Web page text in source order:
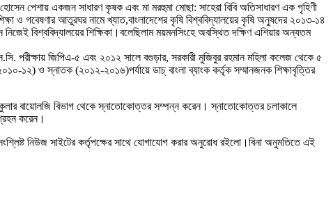
পেশায় একজন সাধারণ কৃষক এবং মা মরহুমা মোছা: সাহেরা বিবি অতিসাধারণ এক গৃহিণী
ও গবেষণার আতুরঘর নামে খ্যাত,বাংলাদেশের কৃষি বিশ্ববিদ্যালয়ের কৃষি অনুষদের ২০১৩-১৪
নিজেই বিশ্ববিদ্যালয়ের শিক্ষিকা।বলেছিলাম ময়মনসিংহে অবস্থিত দক্ষিণ এশিয়ার অন্যতম
পরীক্ষায় জিপিএ-৫ এবং ২০১২ সালে বগুড়ার, সরকারী মুজিবুর রহমান মহিলা কলেজ থেকে ৫
১২) ও স্নাতক (২০১২-২০১৬)পর্যায়ে ডাচ্ বাংলা ব্যাংক কর্তৃক সম্মানজনক শিক্ষাবৃত্তির
বায়োলজি বিভাগ থেকে স্নাতোকোত্তর সম্পন্ন করেন। স্নাতোকোত্তর চলাকালে
করেন।
নিউজ সাইটের কর্তৃপক্ষের সাথে যোগাযোগ করার অনুরোধ রইলো।বিনা অনুমতিতে এই